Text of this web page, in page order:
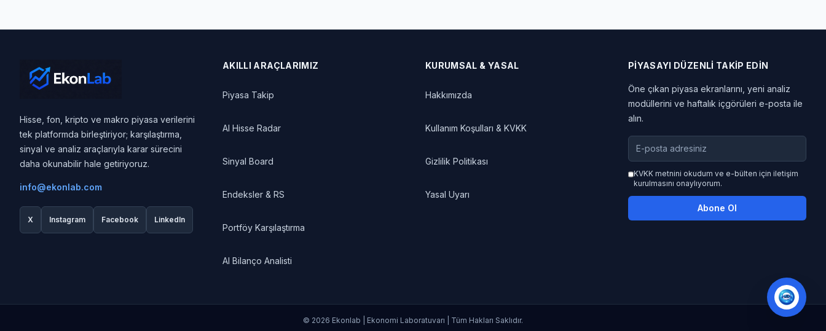
Hisse, fon, kripto ve makro piyasa verilerini
tek platformda birleştiriyor; karşılaştırma,
sinyal ve analiz araçlarıyla karar sürecini
daha okunabilir hale getiriyoruz.
info@ekonlab.com
X Instagram Facebook LinkedIn
AKILLI ARAÇLARIMIZ
Piyasa Takip
AI Hisse Radar
Sinyal Board
Endeksler & RS
Portföy Karşılaştırma
AI Bilanço Analisti
KURUMSAL & YASAL
Hakkımızda
Kullanım Koşulları & KVKK
Gizlilik Politikası
Yasal Uyarı
PIYASAYI DÜZENLI TAKIP EDIN
Öne çıkan piyasa ekranlarını, yeni analiz
modüllerini ve haftalık içgörüleri e-posta ile
alın.
KVKK metnini okudum ve e-bülten için iletişim
kurulmasını onaylıyorum.
Abone Ol
© 2026 Ekonlab | Ekonomi Laboratuvarı | Tüm Hakları Saklıdır.